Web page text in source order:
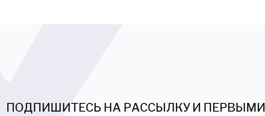
ПОДПИШИТЕСЬ НА РАССЫЛКУ И ПЕРВЫМИ